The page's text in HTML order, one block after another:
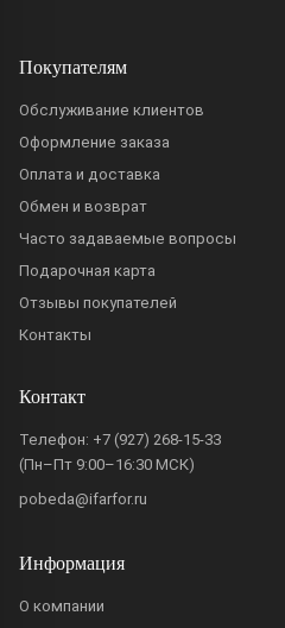
Покупателям
Обслуживание клиентов
Оформление заказа
Оплата и доставка
Обмен и возврат
Часто задаваемые вопросы
Подарочная карта
Отзывы покупателей
Контакты
Контакт
Телефон: +7 (927) 268-15-33
(Пн–Пт 9:00–16:30 МСК)
pobeda@ifarfor.ru
Информация
О компании